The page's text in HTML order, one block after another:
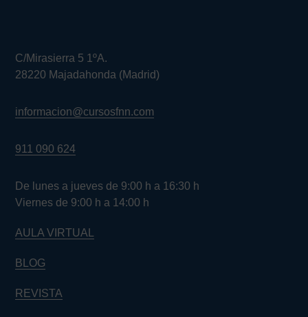
C/Mirasierra 5 1ºA.
28220 Majadahonda (Madrid)
informacion@cursosfnn.com
911 090 624
De lunes a jueves de 9:00 h a 16:30 h
Viernes de 9:00 h a 14:00 h
AULA VIRTUAL
BLOG
REVISTA